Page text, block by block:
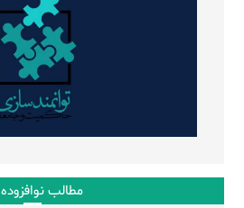
مطالب نوافزوده